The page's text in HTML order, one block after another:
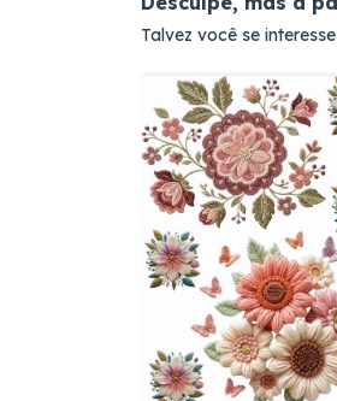
Talvez você se